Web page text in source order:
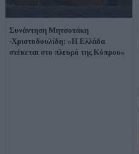
Συνάντηση Μητσοτάκη
-Χριστοδουλίδη: «Η Ελλάδα
στέκεται στο πλευρό της Κύπρου»